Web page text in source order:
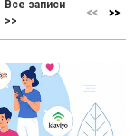
Все записи
>>